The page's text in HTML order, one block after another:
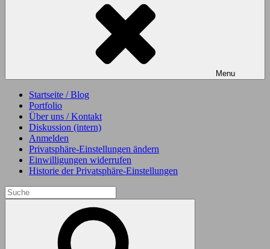
Menu
Startseite / Blog
Portfolio
Über uns / Kontakt
Diskussion (intern)
Anmelden
Privatsphäre-Einstellungen ändern
Einwilligungen widerrufen
Historie der Privatsphäre-Einstellungen
Search
for: